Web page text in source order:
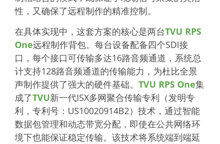
性，又确保了远程制作的精准控制。
在具体实现中，这套方案的核心是两台TVU RPS
One远程制作背包。每台设备配备四个SDI接
口 ，每个接口可传输多达16路音频通道，系统总
计支持128路音频通道的传输能力，为杜比全景
声制作提供了强大的硬件基础。 TVU RPS One集
成了TVU新一代ISX多网聚合传输专利（发明专
利，专利号：US10020914B2）技术，通过智能
数据包管理和动态带宽分配，即使在公共网络环
境下也能保证稳定传输。该技术将系统端到端延